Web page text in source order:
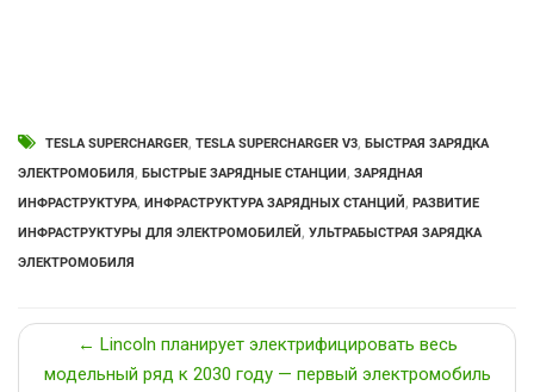
TESLA SUPERCHARGER, TESLA SUPERCHARGER V3, БЫСТРАЯ ЗАРЯДКА
ЭЛЕКТРОМОБИЛЯ, БЫСТРЫЕ ЗАРЯДНЫЕ СТАНЦИИ, ЗАРЯДНАЯ
ИНФРАСТРУКТУРА, ИНФРАСТРУКТУРА ЗАРЯДНЫХ СТАНЦИЙ, РАЗВИТИЕ
ИНФРАСТРУКТУРЫ ДЛЯ ЭЛЕКТРОМОБИЛЕЙ, УЛЬТРАБЫСТРАЯ ЗАРЯДКА
ЭЛЕКТРОМОБИЛЯ
← Lincoln планирует электрифицировать весь
модельный ряд к 2030 году — первый электромобиль